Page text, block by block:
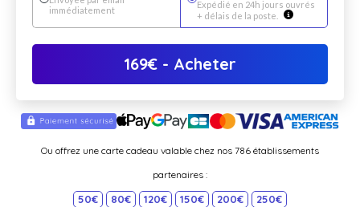
immédiatement
Expédié en 24h jours ouvrés
+ délais de la poste.
169€ - Acheter
Ou offrez une carte cadeau valable chez nos 786 établissements
partenaires :
50€ 80€ 120€ 150€ 200€ 250€